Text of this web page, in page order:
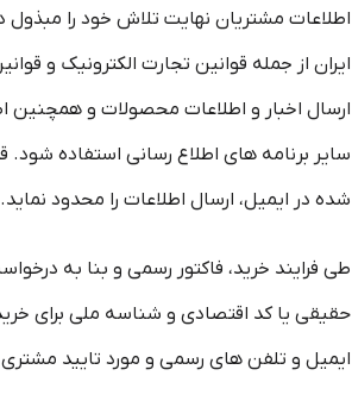
اطلاعات مشتریان نهایت تلاش خود را
ایران از جمله قوانین تجارت الکترونیک و
ارسال اخبار و اطلاعات محصولات و
سایر برنامه های اطلاع رسانی استفاده
شده در ایمیل، ارسال اطلاعات را محدود نماید.
طی فرایند خرید، فاکتور رسمی و بنا به
حقیقی یا کد اقتصادی و شناسه ملی برای
ایمیل و تلفن­ های رسمی و مورد تایید